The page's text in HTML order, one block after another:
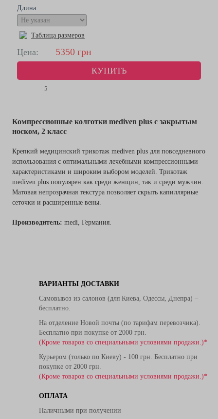
Длина
Таблица размеров
Цена: 5350 грн
КУПИТЬ
5
Компрессионные колготки mediven plus с закрытым
носком, 2 класс
Крепкий медицинский трикотаж mediven plus для повседневного
использования с оптимальными лечебными компрессионными
характеристиками и широким выбором моделей. Трикотаж
mediven plus популярен как среди женщин, так и среди мужчин.
Матовая непрозрачная текстура позволяет скрыть капиллярные
сеточки и расширенные вены.
Производитель: medi, Германия.
ВАРИАНТЫ ДОСТАВКИ
Самовывоз из салонов (для Киева, Одессы, Днепра) –
бесплатно.
На отделение Новой почты (по тарифам перевозчика).
Бесплатно при покупке от 2000 грн.
(Кроме товаров со специальными условиями продажи.)*
Курьером (только по Киеву) - 100 грн. Бесплатно при
покупке от 2000 грн.
(Кроме товаров со специальными условиями продажи.)*
ОПЛАТА
Наличными при получении